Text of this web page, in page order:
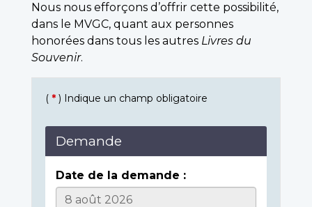
Nous nous efforçons d’offrir cette possibilité,
dans le MVGC, quant aux personnes
honorées dans tous les autres Livres du
Souvenir.
( * ) Indique un champ obligatoire
Demande
Date de la demande :